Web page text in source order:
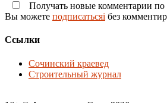
Получать новые комментарии по
Вы можете подписатьсяi без
Ссылки
Сочинский краевед
Строительный журнал